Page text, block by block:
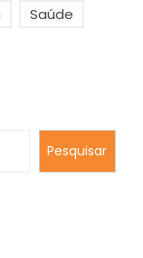
Saúde
Pesquisar